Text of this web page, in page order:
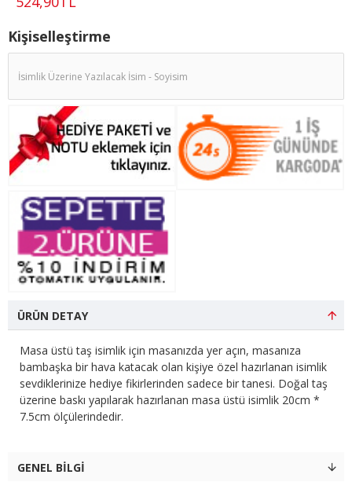
Kişiselleştirme
ÜRÜN DETAY
Masa üstü taş isimlik için masanızda yer açın, masanıza
bambaşka bir hava katacak olan kişiye özel hazırlanan isimlik
sevdiklerinize hediye fikirlerinden sadece bir tanesi. Doğal taş
üzerine baskı yapılarak hazırlanan masa üstü isimlik 20cm *
7.5cm ölçülerindedir.
GENEL BILGI